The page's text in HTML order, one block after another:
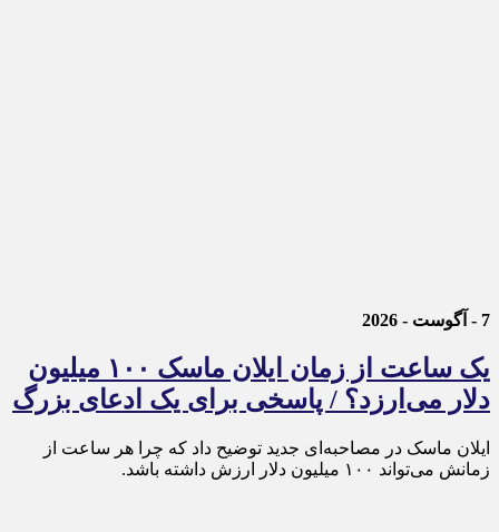
7 - آگوست - 2026
یک ساعت از زمان ایلان ماسک ۱۰۰ میلیون
دلار می‌ارزد؟ / پاسخی برای یک ادعای بزرگ
ایلان ماسک در مصاحبه‌ای جدید توضیح داد که چرا هر ساعت از
زمانش می‌تواند ۱۰۰ میلیون دلار ارزش داشته باشد.